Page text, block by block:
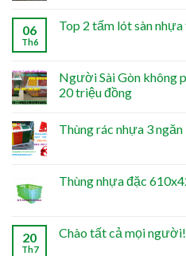
06
Th6
Top 2 tấm lót sàn
Người Sài Gòn không
20 triệu đồng
Thùng rác nhựa 3 ngăn
Thùng nhựa đặc
20
Th7
Chào tất cả mọi người!